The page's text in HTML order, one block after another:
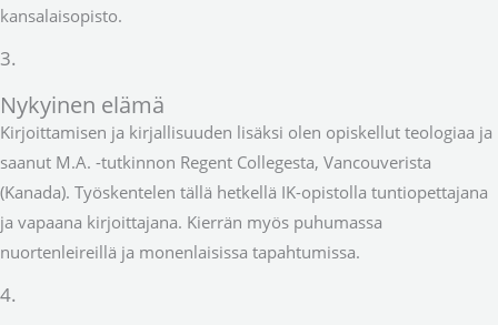
kansalaisopisto.
3.
Nykyinen elämä
Kirjoittamisen ja kirjallisuuden lisäksi olen opiskellut teologiaa ja
saanut M.A. -tutkinnon Regent Collegesta, Vancouverista
(Kanada). Työskentelen tällä hetkellä IK-opistolla tuntiopettajana
ja vapaana kirjoittajana. Kierrän myös puhumassa
nuortenleireillä ja monenlaisissa tapahtumissa.
4.